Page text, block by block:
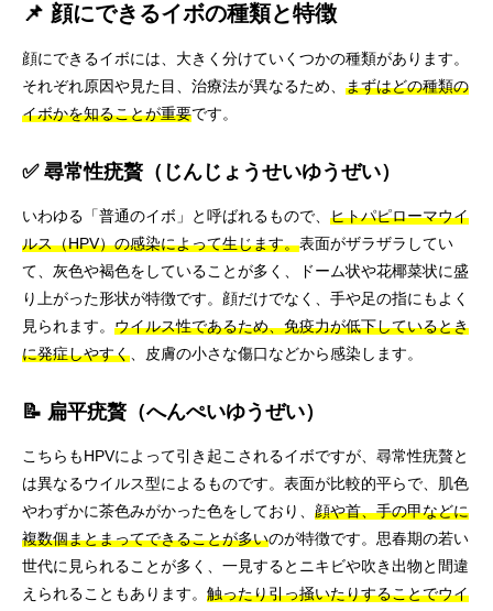
📌 顔にできるイボの種類と特徴
顔にできるイボには、大きく分けていくつかの種類があります。
それぞれ原因や見た目、治療法が異なるため、 まずはどの種類の
イボかを知ることが重要です。
✅ 尋常性疣贅（じんじょうせいゆうぜい）
いわゆる「普通のイボ」と呼ばれるもので、 ヒトパピローマウイ
ルス（HPV）の感染によって生じます。表面がザラザラしてい
て、灰色や褐色をしていることが多く、ドーム状や花椰菜状に盛
り上がった形状が特徴です。顔だけでなく、手や足の指にもよく
見られます。 ウイルス性であるため、免疫力が低下しているとき
に発症しやすく 、皮膚の小さな傷口などから感染します。
📝 扁平疣贅（へんぺいゆうぜい）
こちらもHPVによって引き起こされるイボですが、尋常性疣贅と
は異なるウイルス型によるものです。表面が比較的平らで、肌色
やわずかに茶色みがかった色をしており、 顔や首、手の甲などに
複数個まとまってできることが多いのが特徴です。思春期の若い
世代に見られることが多く、一見するとニキビや吹き出物と間違
えられることもあります。 触ったり引っ掻いたりすることでウイ